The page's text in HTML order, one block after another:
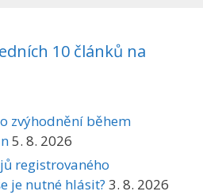
10 článků na
zvýhodnění během
5. 8. 2026
registrovaného
je nutné hlásit? 3. 8. 2026